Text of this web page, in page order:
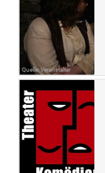
Quelle: Veranstalter